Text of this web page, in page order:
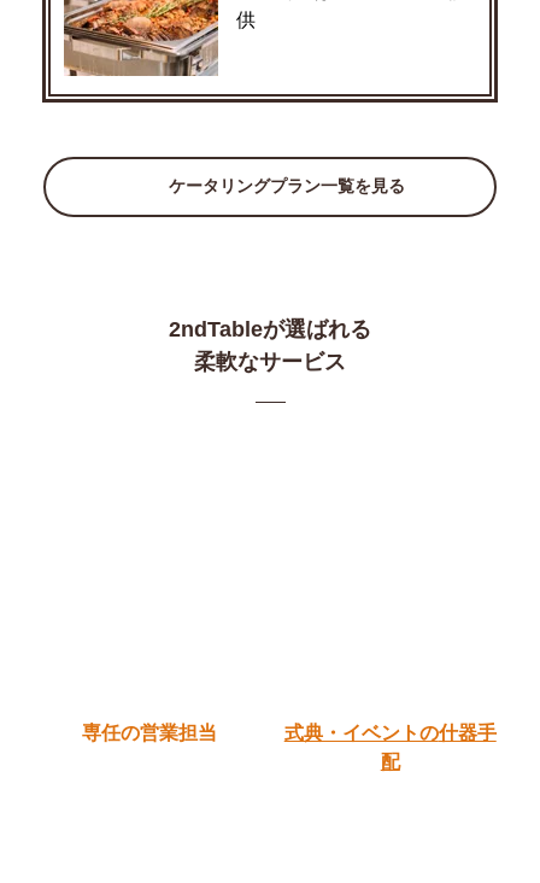
供
ケータリングプラン一覧を見る
2ndTableが選ばれる
柔軟なサービス
専任の営業担当 式典・イベントの什器手
配